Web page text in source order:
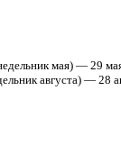
мая) — 29
августа) — 28